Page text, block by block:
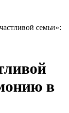
семьи»:
в